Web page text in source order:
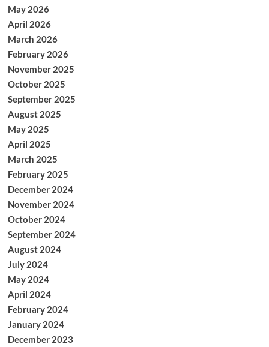
May 2026
April 2026
March 2026
February 2026
November 2025
October 2025
September 2025
August 2025
May 2025
April 2025
March 2025
February 2025
December 2024
November 2024
October 2024
September 2024
August 2024
July 2024
May 2024
April 2024
February 2024
January 2024
December 2023